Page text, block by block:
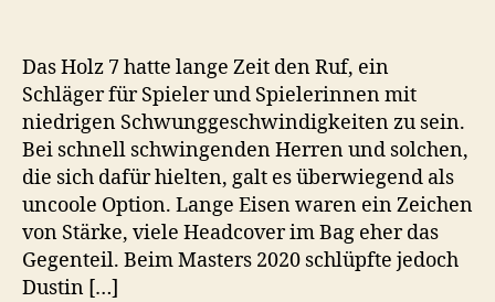
Das Holz 7 hatte lange Zeit den Ruf, ein
Schläger für Spieler und Spielerinnen mit
niedrigen Schwunggeschwindigkeiten zu sein.
Bei schnell schwingenden Herren und solchen,
die sich dafür hielten, galt es überwiegend als
uncoole Option. Lange Eisen waren ein Zeichen
von Stärke, viele Headcover im Bag eher das
Gegenteil. Beim Masters 2020 schlüpfte jedoch
Dustin […]